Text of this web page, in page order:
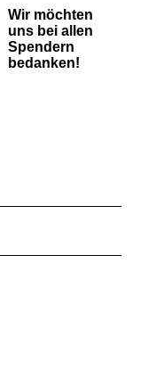
Wir möchten
uns bei allen
Spendern
bedanken!